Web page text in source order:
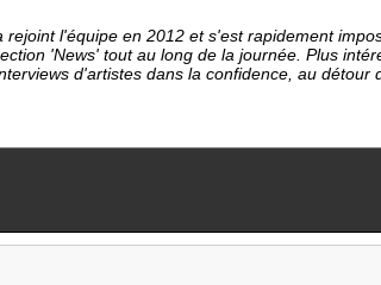
l'équipe en 2012 et s'est rapidement
'News' tout au long de la journée. Plus
d'artistes dans la confidence, au détour